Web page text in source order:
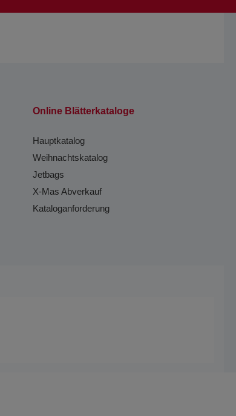
Online Blätterkataloge
Hauptkatalog
Weihnachtskatalog
Jetbags
X-Mas Abverkauf
Kataloganforderung